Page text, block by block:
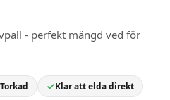
- perfekt mängd ved för
Torkad Klar att elda direkt